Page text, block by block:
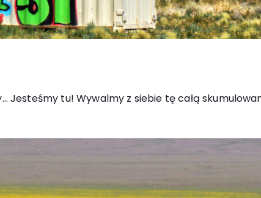
tu! Wywalmy z siebie tę całą